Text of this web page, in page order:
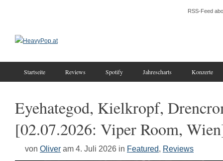
RSS-Feed
Startseite Reviews Spotify Jahrescharts Konzerte
Eyehategod, Kielkropf,
[02.07.2026: Viper Room,
von Oliver am 4. Juli 2026 in Featured, Reviews